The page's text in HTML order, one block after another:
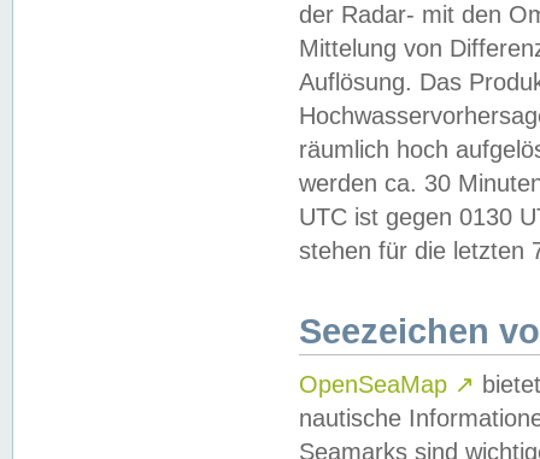
der Radar- mit den
Mittelung von
Auflösung. Das
räumlich hoch
werden ca. 30
UTC ist gegen 0130
stehen für die letzten
Seezeichen
OpenSeaMap ↗
nautische
Seamarks sind